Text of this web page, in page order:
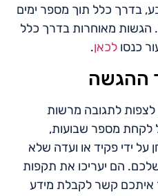
בדרך כלל תוך מספר ימים
מאוחרות בדרך כלל
כנסו לכאן.
ההגשה
לתגובה מרשות
לקחת מספר שבועות,
ידי פקיד או ועדה שלא
הם יעריכו את תקפות
איתכם קשר לקבלת מידע